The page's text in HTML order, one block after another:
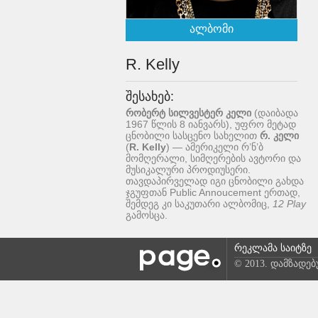
ალბომი
R. Kelly
შესახებ:
რობერტ სილვესტერ კელი (დაიბადა
1967 წლის 8 იანვარს), უფრო მეტად
ცნობილი სასცენო სახელით რ. კელი
(R. Kelly) — ამერიკელი რ’ნ’ბ
მომღერალი, სიმღერების ავტორი და
მუსიკალური პროდიუსერი.
თავდაპირველად იგი ცნობილი გახდა
ჯგუფთან Public Annoucement ერთად,
შემდეგ კი საკუთარი ალბომიც,
12 Play
გამოსცა.
რეკლამა საიტზე
© 2013.